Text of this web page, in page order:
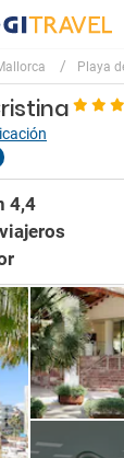
Playa